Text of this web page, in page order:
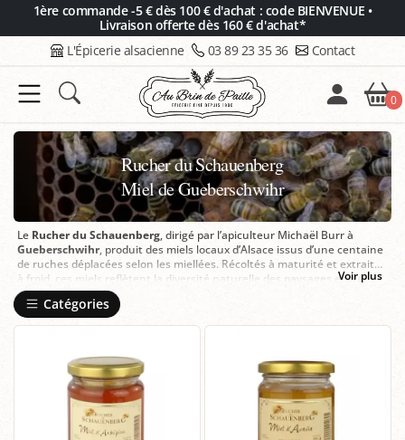
1ère commande -5 € dès 100 € d'achat : code BIENVENUE •
Livraison offerte dès 160 € d'achat*
L'Épicerie alsacienne 03 89 23 35 36 Contact
0
Rucher du Schauenberg
Miel de Gueberschwihr
Le Rucherdu Schauenberg, dirigé par l’apiculteur Michaël Burr à
Gueberschwihr, produit des miels locaux d’Alsace issus d’une centaine
de ruches déplacées selon les miellées. Récoltés à maturité et extraits
à froid, ces miels reflètent la diversité naturelle des paysages entre
plaine rhénane et collines sous-vosgiennes. Chez
Colmar, découvrez une sélection de miels du Rucher du Schauenberg
et bénéficiez de conseils personnalisés pour choisir la variété disponible
Voir plus
Catégories
Panneau de gestion des cookies